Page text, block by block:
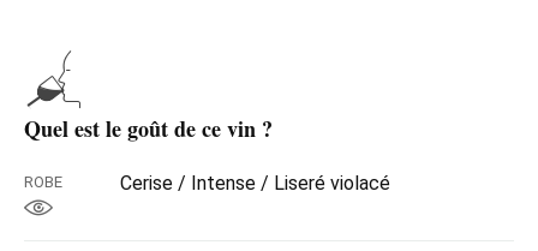
Quel est le goût de ce vin ?
ROBE Cerise / Intense / Liseré violacé